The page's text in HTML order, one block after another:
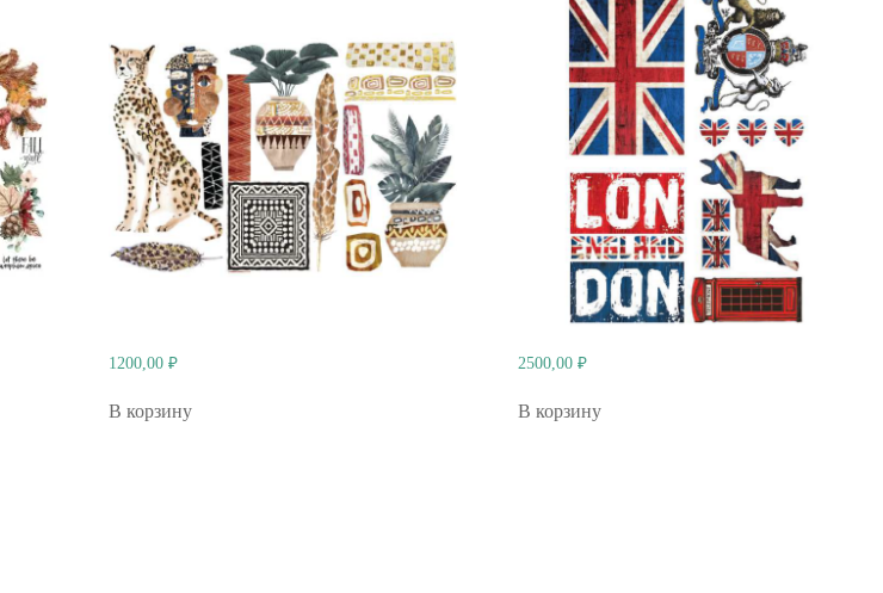
1200,00 ₽
В корзину
2500,00 ₽
В корзину